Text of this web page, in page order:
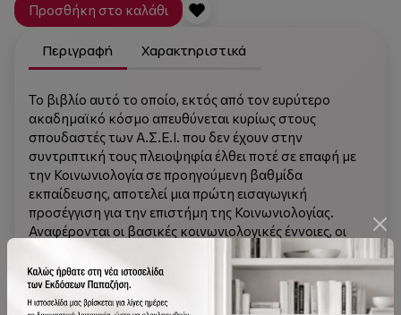
Προσθήκη στο καλάθι
Περιγραφή Χαρακτηριστικά
Το βιβλίο αυτό το οποίο, εκτός από τον ευρύτερο
ακαδημαϊκό κόσμο απευθύνεται κυρίως στους
σπουδαστές των Α.Σ.Ε.Ι. που δεν έχουν στην
συντριπτική τους πλειοψηφία έλθει ποτέ σε επαφή με
την Κοινωνιολογία σε προηγούμενη βαθμίδα
εκπαίδευσης, αποτελεί μια πρώτη εισαγωγική
προσέγγιση για την επιστήμη της Κοινωνιολογίας.
Αναφέρονται οι βασικές κοινωνιολογικές έννοιες, οι
Σχολές, κοινωνιολογικά θέματα καθώς και οι σύγχρονες
κοινωνικές τάσεις της εποχής μας και χωρίζεται σε τρία
μέρη: Το πρώτο μέρος καλύπτει την εμφάνιση και τα
πρώτα βήματα της Κοινωνιολογίας ως κατ’εξοχήν